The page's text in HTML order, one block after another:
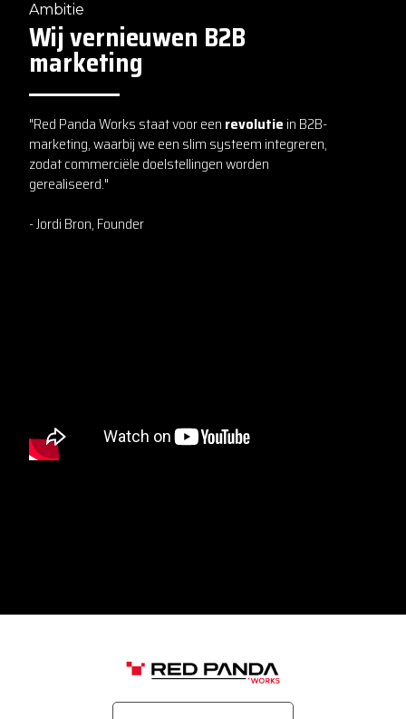
Ambitie
Wij vernieuwen B2B
marketing
"Red Panda Works staat voor een revolutie in B2B-
marketing, waarbij we een slim systeem integreren,
zodat commerciële doelstellingen worden
gerealiseerd."
- Jordi Bron, Founder